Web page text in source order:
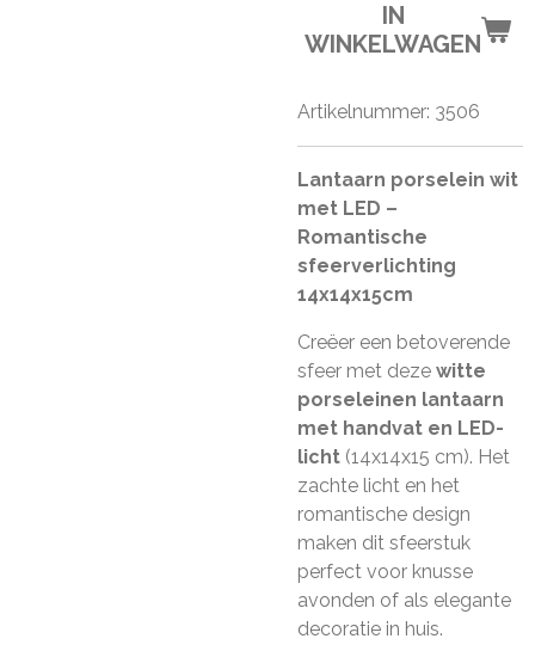
IN
WINKELWAGEN
Artikelnummer: 3506
Lantaarn porselein wit
met LED –
Romantische
sfeerverlichting
14x14x15cm
Creëer een betoverende
sfeer met deze witte
porseleinen lantaarn
met handvat en LED-
licht (14x14x15 cm). Het
zachte licht en het
romantische design
maken dit sfeerstuk
perfect voor knusse
avonden of als elegante
decoratie in huis.